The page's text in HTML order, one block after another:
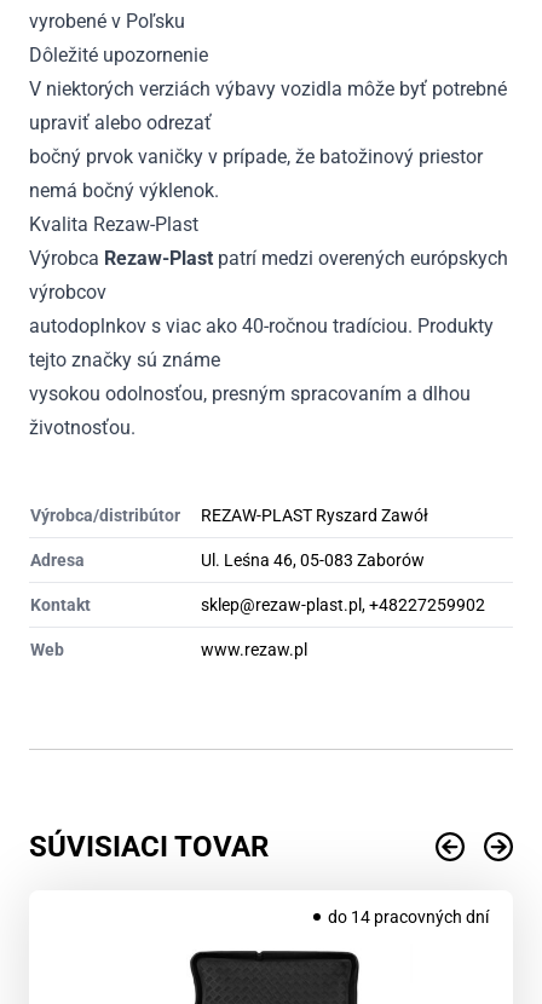
vyrobené v Poľsku
Dôležité upozornenie
V niektorých verziách výbavy vozidla môže byť potrebné
upraviť alebo odrezať
bočný prvok vaničky v prípade, že batožinový priestor
nemá bočný výklenok.
Kvalita Rezaw-Plast
Výrobca Rezaw-Plast patrí medzi overených európskych
výrobcov
autodoplnkov s viac ako 40-ročnou tradíciou. Produkty
tejto značky sú známe
vysokou odolnosťou, presným spracovaním a dlhou
životnosťou.
Výrobca/distribútor REZAW-PLAST Ryszard Zawół
Adresa Ul. Leśna 46, 05-083 Zaborów
Kontakt sklep@rezaw-plast.pl, +48227259902
Web www.rezaw.pl
SÚVISIACI TOVAR
do 14 pracovných dní